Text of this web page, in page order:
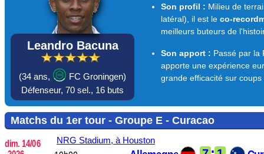
Leandro Bacuna
(34 ans,
FC Groningen)
Défenseur, 70 sel., 16 buts
Son profil : Milieu de
latéral), il est leco-
meilleurs buteurs de
Son apport : Passé par la
apporte une expérience
grande efficacité sur
Matchs du 1er tour - Groupe E - Curacao
dim. 14/06
NRG Stadium, à Houston